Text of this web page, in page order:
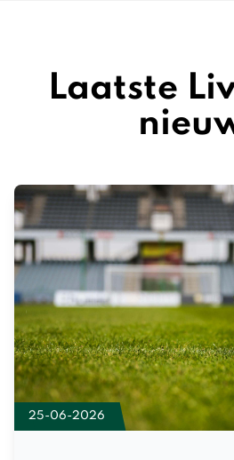
Laatste
25-06-2026